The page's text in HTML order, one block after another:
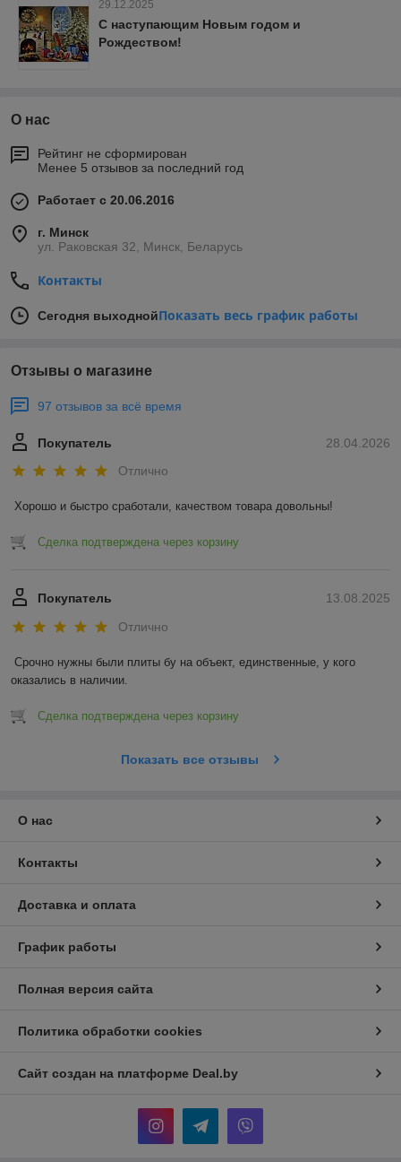
29.12.2025
С наступающим Новым годом и
Рождеством!
О нас
Рейтинг не сформирован
Менее 5 отзывов за последний год
Работает с 20.06.2016
г. Минск
ул. Раковская 32, Минск, Беларусь
Контакты
Сегодня выходнойПоказать весь график работы
Отзывы о магазине
97 отзывов за всё время
28.04.2026
Покупатель
Отлично
Хорошо и быстро сработали, качеством товара довольны!
Сделка подтверждена через корзину
13.08.2025
Покупатель
Отлично
Срочно нужны были плиты бу на объект, единственные, у кого
оказались в наличии.
Сделка подтверждена через корзину
Показать все отзывы
О нас
Контакты
Доставка и оплата
График работы
Полная версия сайта
Политика обработки cookies
Сайт создан на платформе Deal.by